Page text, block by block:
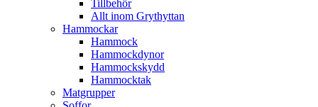
Tillbehör
Allt inom Grythyttan
Hammockar
Hammock
Hammockdynor
Hammockskydd
Hammocktak
Matgrupper